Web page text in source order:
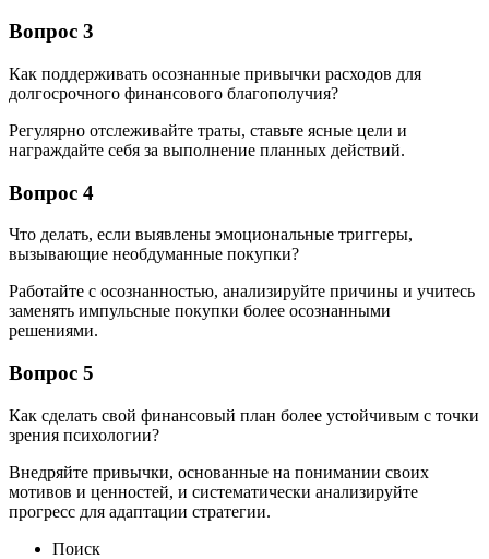
Вопрос 3
Как поддерживать осознанные привычки расходов для
долгосрочного финансового благополучия?
Регулярно отслеживайте траты, ставьте ясные цели и
награждайте себя за выполнение планных действий.
Вопрос 4
Что делать, если выявлены эмоциональные триггеры,
вызывающие необдуманные покупки?
Работайте с осознанностью, анализируйте причины и учитесь
заменять импульсные покупки более осознанными
решениями.
Вопрос 5
Как сделать свой финансовый план более устойчивым с точки
зрения психологии?
Внедряйте привычки, основанные на понимании своих
мотивов и ценностей, и систематически анализируйте
прогресс для адаптации стратегии.
Поиск